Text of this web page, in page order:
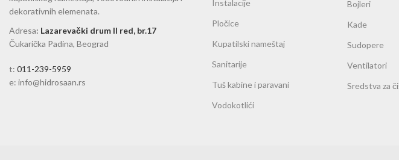
dekorativnih elemenata.
Adresa: Lazarevački drum II red, br.17
Čukarička Padina, Beograd
t: 011-239-5959
e: info@hidrosaan.rs
Instalacije
Pločice
Kupatilski nameštaj
Sanitarije
Tuš kabine i paravani
Vodokotlići
Bojleri
Kade
Sudopere
Ventilatori
Sredstva za